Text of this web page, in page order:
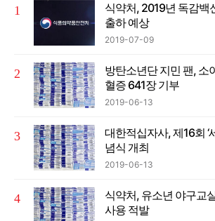
식약처, 2019년 독감백
출하 예상
2019-07-09
방탄소년단 지민 팬, 소
혈증 641장 기부
2019-06-13
대한적십자사, 제16회 ‘
념식 개최
2019-06-13
식약처, 유소년 야구교
사용 적발